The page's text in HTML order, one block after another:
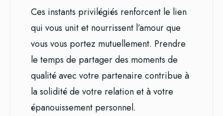
Ces instants privilégiés renforcent le lien
qui vous unit et nourrissent l’amour que
vous vous portez mutuellement. Prendre
le temps de partager des moments de
qualité avec votre partenaire contribue à
la solidité de votre relation et à votre
épanouissement personnel.